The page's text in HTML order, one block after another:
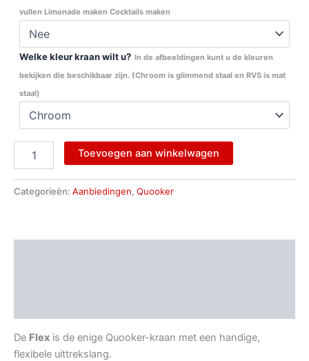
vullen Limonade maken Cocktails maken
Welke kleur kraan wilt u? In de afbeeldingen kunt u de kleuren
bekijken die beschikbaar zijn. (Chroom is glimmend staal en RVS is mat
staal)
Toevoegen aan winkelwagen
Categorieën: Aanbiedingen, Quooker
De Flex is de enige Quooker-kraan met een handige,
flexibele uittrekslang.